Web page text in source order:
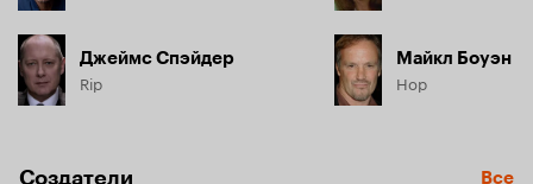
Джеймс Спэйдер
Rip
Майкл Боуэн
Hop
Создатели Все